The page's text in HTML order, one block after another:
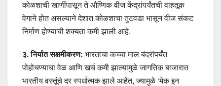
कोळशाची खाणींपासून ते औष्णिक वीज केंद्रांपर्यंतची वाहतूक
वेगाने होत असल्याने देशात कोळशाचा तुटवडा भासून वीज संकट
निर्माण होण्याची शक्यता कमी झाली आहे.
३. निर्यात सक्षमीकरण: भारताचा कच्चा माल बंदरांपर्यंत
पोहोचण्याचा वेळ आणि खर्च कमी झाल्यामुळे जागतिक बाजारात
भारतीय वस्तूंचे दर स्पर्धात्मक झाले आहेत, ज्यामुळे ‘मेक इन